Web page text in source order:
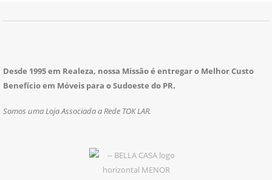
Desde 1995 em Realeza, nossa Missão é entregar o Melhor Custo
Benefício em Móveis para o Sudoeste do PR.
Somos uma Loja Associada a Rede TOK LAR.